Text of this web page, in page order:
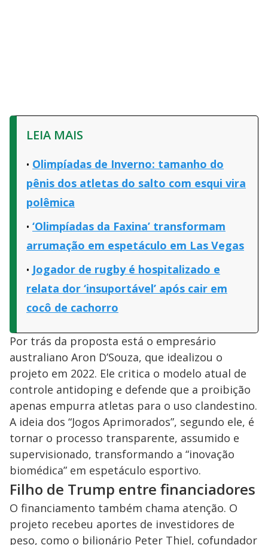
LEIA MAIS
Olimpíadas de Inverno: tamanho do
pênis dos atletas do salto com esqui vira
polêmica
‘Olimpíadas da Faxina’ transformam
arrumação em espetáculo em Las Vegas
Jogador de rugby é hospitalizado e
relata dor ‘insuportável’ após cair em
cocô de cachorro
Por trás da proposta está o empresário
australiano Aron D’Souza, que idealizou o
projeto em 2022. Ele critica o modelo atual de
controle antidoping e defende que a proibição
apenas empurra atletas para o uso clandestino.
A ideia dos “Jogos Aprimorados”, segundo ele, é
tornar o processo transparente, assumido e
supervisionado, transformando a “inovação
biomédica” em espetáculo esportivo.
Filho de Trump entre financiadores
O financiamento também chama atenção. O
projeto recebeu aportes de investidores de
peso, como o bilionário Peter Thiel, cofundador